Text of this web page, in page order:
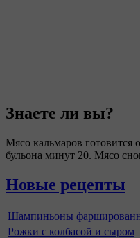
Знаете ли вы?
Мясо кальмаров готовится
бульона минут 20. Мясо
Новые рецепты
Шампиньоны
Рожки с колбасой и сыром